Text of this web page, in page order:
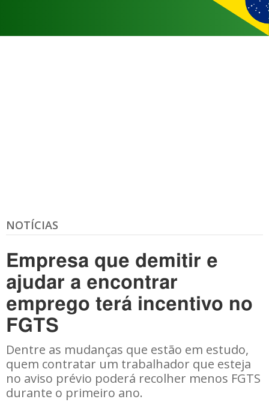
NOTÍCIAS
Empresa que demitir e
ajudar a encontrar
emprego terá incentivo no
FGTS
Dentre as mudanças que estão em estudo,
quem contratar um trabalhador que esteja
no aviso prévio poderá recolher menos FGTS
durante o primeiro ano.